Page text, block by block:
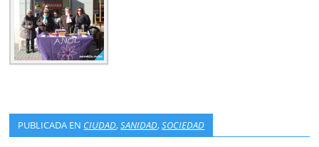
PUBLICADA EN CIUDAD,SANIDAD,SOCIEDAD